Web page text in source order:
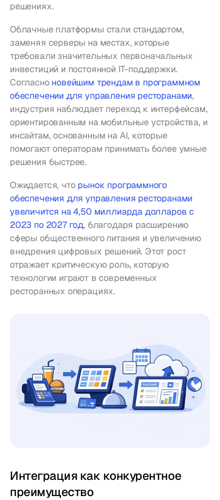
решениях.
Облачные платформы стали стандартом,
заменяя серверы на местах, которые
требовали значительных первоначальных
инвестиций и постоянной IT-поддержки.
Согласно новейшим трендам в программном
обеспечении для управления ресторанами,
индустрия наблюдает переход к интерфейсам,
ориентированным на мобильные устройства, и
инсайтам, основанным на AI, которые
помогают операторам принимать более умные
решения быстрее.
Ожидается, что рынок программного
обеспечения для управления ресторанами
увеличится на 4,50 миллиарда долларов с
2023 по 2027 год, благодаря расширению
сферы общественного питания и увеличению
внедрения цифровых решений. Этот рост
отражает критическую роль, которую
технологии играют в современных
ресторанных операциях.
Интеграция как конкурентное
преимущество